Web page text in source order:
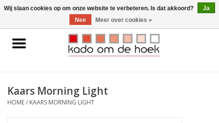
0 Artikelen - €0,00
Home
Gadgets
Kaars Morning Light
HOME/ KAARS MORNING LIGHT
Wij slaan cookies op om onze website te verbeteren. Is dat akkoord?
Ja
Nee
Meer over cookies »